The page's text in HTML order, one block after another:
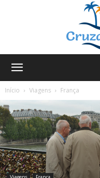
Início
Viagens França